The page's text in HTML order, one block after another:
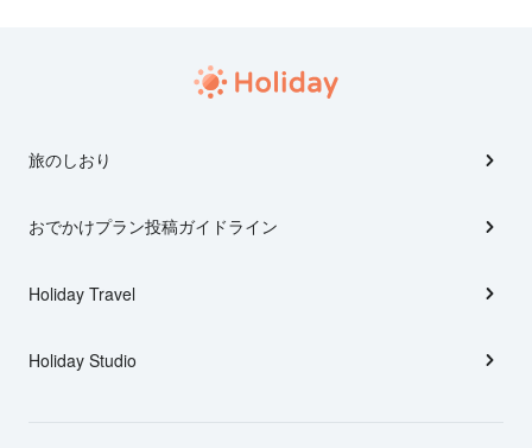
旅のしおり
おでかけプラン投稿ガイドライン
Holiday Travel
Holiday Studio